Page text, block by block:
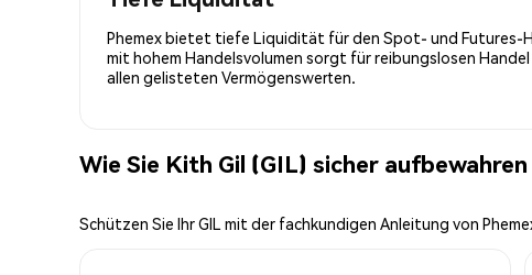
Phemex bietet tiefe Liquidität für den Spot- und Futures-
mit hohem Handelsvolumen sorgt für reibungslosen
allen gelisteten Vermögenswerten.
Wie Sie Kith Gil (GIL) sicher aufbewahren
Schützen Sie Ihr GIL mit der fachkundigen Anleitung von